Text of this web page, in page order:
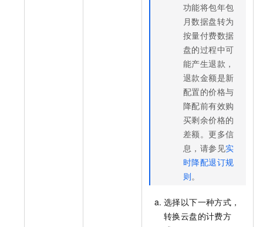
功能将包年包
月数据盘转为
按量付费数据
盘的过程中可
能产生退款，
退款金额是新
配置的价格与
降配前有效购
买剩余价格的
差额。更多信
息，请参见实
时降配退订规
则。
选择以下一种方式，
转换云盘的计费方